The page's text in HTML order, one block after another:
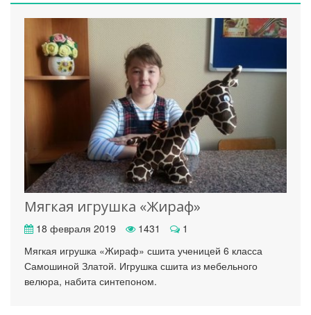
Мягкая игрушка «Жираф»
18 февраля 2019 1431
1
Мягкая игрушка «Жираф» сшита ученицей 6 класса
Самошиной Златой. Игрушка сшита из мебельного
велюра, набита синтепоном.